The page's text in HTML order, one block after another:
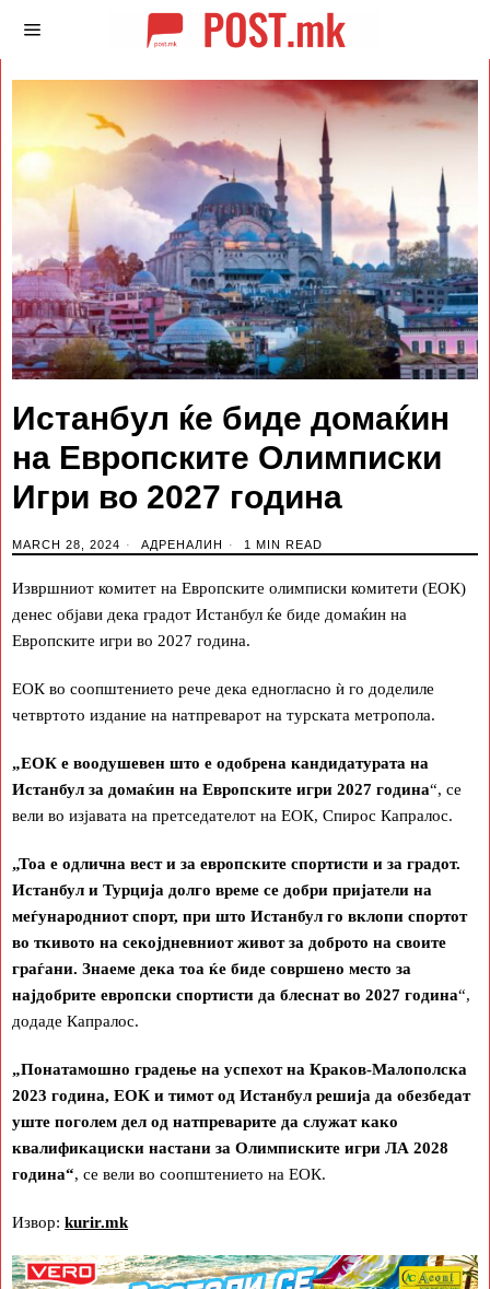
Истанбул ќе биде домаќин
на Европските Олимписки
Игри во 2027 година
MARCH 28, 2024 АДРЕНАЛИН 1 MIN READ
Извршниот комитет на Европските олимписки комитети (ЕОК)
денес објави дека градот Истанбул ќе биде домаќин на
Европските игри во 2027 година.
ЕОК во соопштението рече дека едногласно ѝ го доделиле
четвртото издание на натпреварот на турската метропола.
„ЕОК е воодушевен што е одобрена кандидатурата на
Истанбул за домаќин на Европските игри 2027 година“, се
вели во изјавата на претседателот на ЕОК, Спирос Капралос.
„Тоа е одлична вест и за европските спортисти и за градот.
Истанбул и Турција долго време се добри пријатели на
меѓународниот спорт, при што Истанбул го вклопи спортот
во ткивото на секојдневниот живот за доброто на своите
граѓани. Знаеме дека тоа ќе биде совршено место за
најдобрите европски спортисти да блеснат во 2027 година“,
додаде Капралос.
„Понатамошно градење на успехот на Краков-Малополска
2023 година, ЕОК и тимот од Истанбул решија да обезбедат
уште поголем дел од натпреварите да служат како
квалификациски настани за Олимписките игри ЛА 2028
година“, се вели во соопштението на ЕОК.
Извор: kurir.mk